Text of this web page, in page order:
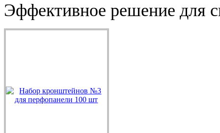
Эффективное решение для